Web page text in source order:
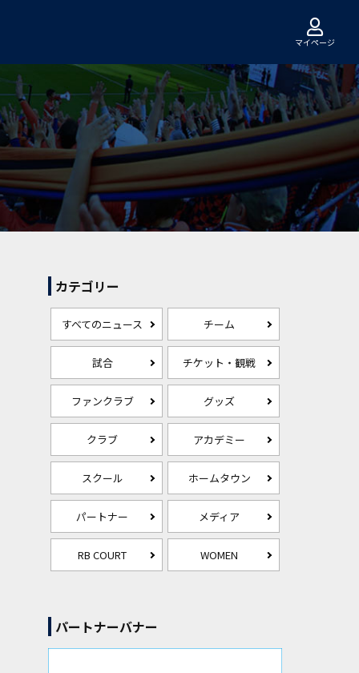
マイページ
カテゴリー
すべてのニュース チーム
試合 チケット・観戦
ファンクラブ グッズ
クラブ アカデミー
スクール ホームタウン
パートナー メディア
RB COURT WOMEN
パートナーバナー